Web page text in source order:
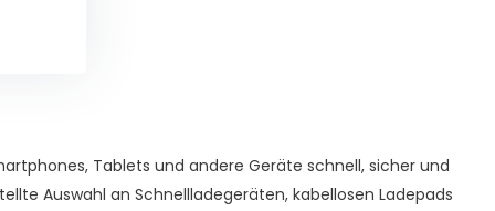
Tablets und andere Geräte schnell, sicher und
Auswahl an Schnellladegeräten, kabellosen Ladepads